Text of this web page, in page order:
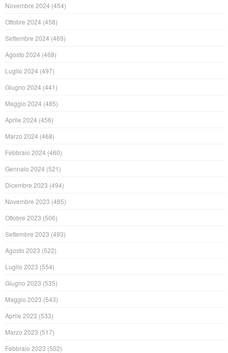
Novembre 2024 (454)
Ottobre 2024 (458)
Settembre 2024 (469)
Agosto 2024 (468)
Luglio 2024 (497)
Giugno 2024 (441)
Maggio 2024 (485)
Aprile 2024 (456)
Marzo 2024 (468)
Febbraio 2024 (460)
Gennaio 2024 (521)
Dicembre 2023 (494)
Novembre 2023 (485)
Ottobre 2023 (506)
Settembre 2023 (493)
Agosto 2023 (522)
Luglio 2023 (554)
Giugno 2023 (535)
Maggio 2023 (543)
Aprile 2023 (533)
Marzo 2023 (517)
Febbraio 2023 (502)